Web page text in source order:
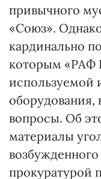
привычного
«Союз».
кардинально
которым «РАФ
используемой
оборудования,
вопросы. Об
материалы
прокуратурой